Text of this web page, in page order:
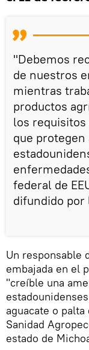
"Debemos
de nuestros
mientras
productos
los
que
federal de
difundido por
Un responsable
embajada en el
"creíble una
aguacate o
Sanidad
estado de